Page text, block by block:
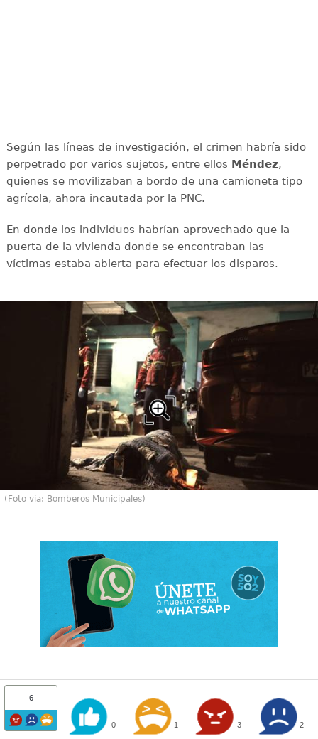
Según las líneas de investigación, el crimen habría sido
perpetrado por varios sujetos, entre ellos Méndez,
quienes se movilizaban a bordo de una camioneta tipo
agrícola, ahora incautada por la PNC.
En donde los individuos habrían aprovechado que la
puerta de la vivienda donde se encontraban las
víctimas estaba abierta para efectuar los disparos.
(Foto vía: Bomberos Municipales)
6
0 1 3 2